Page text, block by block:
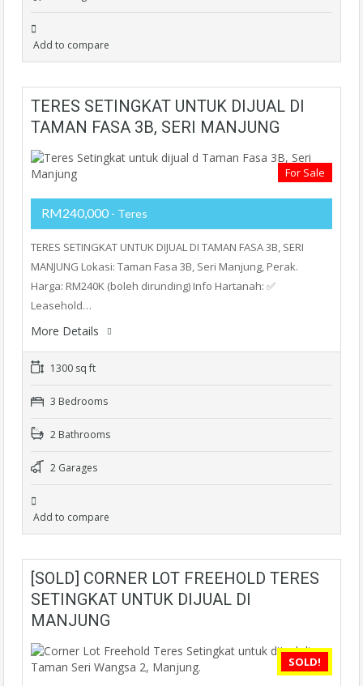
Add to compare
TERES SETINGKAT UNTUK DIJUAL DI
TAMAN FASA 3B, SERI MANJUNG
For Sale
RM240,000 - Teres
TERES SETINGKAT UNTUK DIJUAL DI TAMAN FASA 3B, SERI
MANJUNG Lokasi: Taman Fasa 3B, Seri Manjung, Perak.
Harga: RM240K (boleh dirunding) Info Hartanah: ✅
Leasehold…
More Details
1300 sq ft
3 Bedrooms
2 Bathrooms
2 Garages
Add to compare
[SOLD] CORNER LOT FREEHOLD TERES
SETINGKAT UNTUK DIJUAL DI
MANJUNG
SOLD!